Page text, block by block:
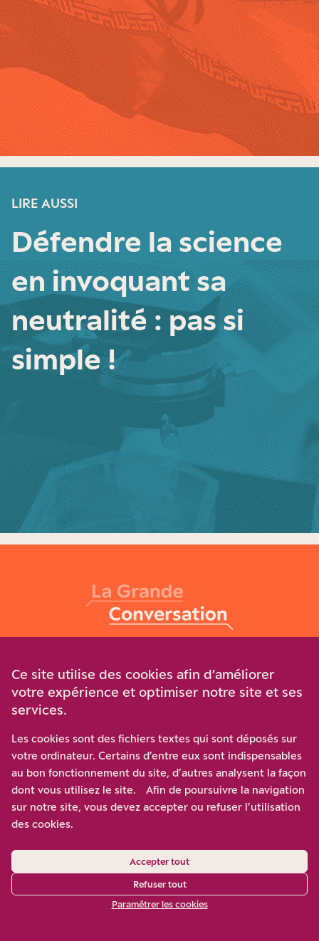
LIRE AUSSI
Défendre la science
en invoquant sa
neutralité : pas si
simple !
À travers des publications, des analyses, des articles, nous
donnons la parole à la contradiction et à la diversité des
points de vue, sur les défis du moment.
A propos Nos auteurs
Ce site utilise des cookies afin d’améliorer
votre expérience et optimiser notre site et ses
services.
Les cookies sont des fichiers textes qui sont déposés sur
votre ordinateur. Certains d’entre eux sont indispensables
au bon fonctionnement du site, d’autres analysent la façon
dont vous utilisez le site. Afin de poursuivre la navigation
sur notre site, vous devez accepter ou refuser l’utilisation
des cookies.
Accepter tout
Refuser tout
Paramétrer les cookies